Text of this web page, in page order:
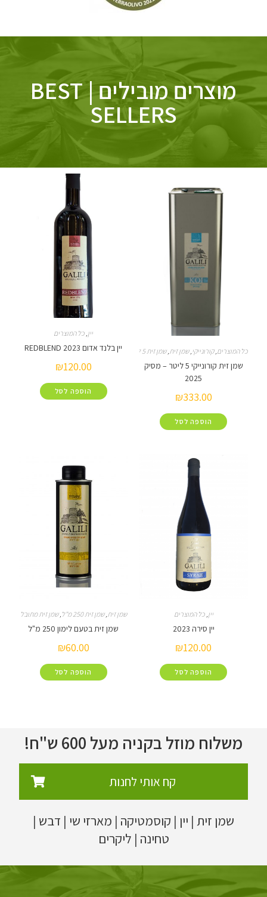
מוצרים מובילים | BEST
SELLERS
כל המוצרים,קורונייקי ,שמן זית,שמן זית 5 ליטר
שמן זית קורונייקי 5 ליטר – מסיק
2025
₪333.00
הוספה לסל
יין, כל המוצרים
יין בלנד אדום REDBLEND 2023
₪120.00
הוספה לסל
יין ,כל המוצרים
יין סירה 2023
₪120.00
הוספה לסל
שמן זית ,שמן זית 250 מ"ל ,שמן זית מתובל
שמן זית בטעם לימון 250 מ"ל
₪60.00
הוספה לסל
משלוח מוזל בקניה מעל 600 ש"ח!
קח אותי לחנות
שמן זית | יין | קוסמטיקה | מארזי שי | דבש |
טחינה | ליקרים